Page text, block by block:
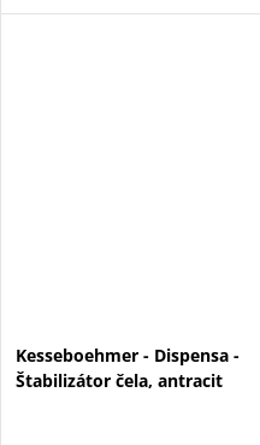
Kesseboehmer - Dispensa -
Štabilizátor čela, antracit